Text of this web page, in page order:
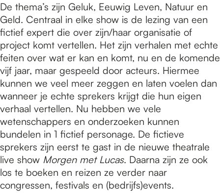
De thema’s zijn Geluk, Eeuwig Leven, Natuur en
Geld. Centraal in elke show is de lezing van een
fictief expert die over zijn/haar organisatie of
project komt vertellen. Het zijn verhalen met echte
feiten over wat er kan en komt, nu en de komende
vijf jaar, maar gespeeld door acteurs. Hiermee
kunnen we veel meer zeggen en laten voelen dan
wanneer je echte sprekers krijgt die hun eigen
verhaal vertellen. Nu hebben we vele
wetenschappers en onderzoeken kunnen
bundelen in 1 fictief personage. De fictieve
sprekers zijn eerst te gast in de nieuwe theatrale
live show Morgen met Lucas. Daarna zijn ze ook
los te boeken en reizen ze verder naar
congressen, festivals en (bedrijfs)events.